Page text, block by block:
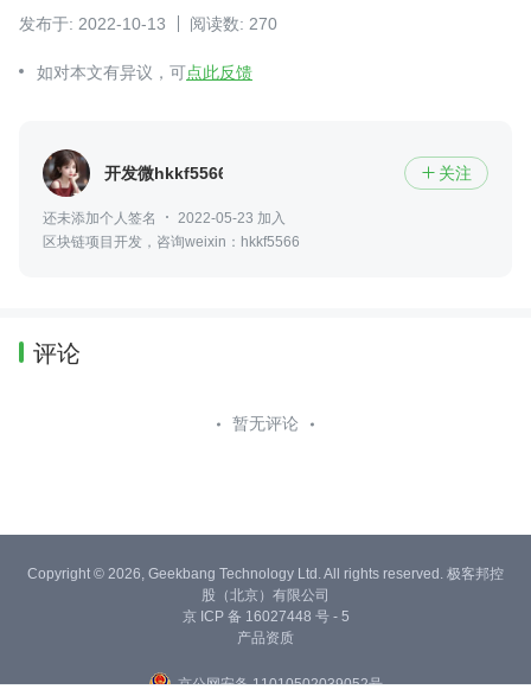
发布于: 2022-10-13 阅读数: 270
如对本文有异议，可点此反馈
开发微hkkf5566  关注
还未添加个人签名
2022-05-23 加入
区块链项目开发，咨询weixin：hkkf5566
评论
暂无评论
Copyright © 2026, Geekbang Technology Ltd. All rights reserved. 极客邦控
股（北京）有限公司
京 ICP 备 16027448 号 - 5
产品资质
京公网安备 11010502039052号